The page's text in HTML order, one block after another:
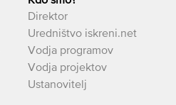
Direktor
Uredništvo iskreni.net
Vodja programov
Vodja projektov
Ustanovitelj